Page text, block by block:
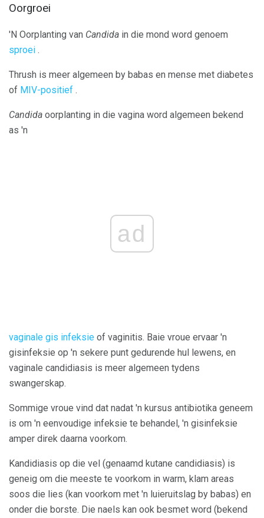
Oorgroei
'N Oorplanting van Candida in die mond word genoem
sproei .
Thrush is meer algemeen by babas en mense met diabetes
of MIV-positief .
Candida oorplanting in die vagina word algemeen bekend
as 'n
ad
vaginale gis infeksie of vaginitis. Baie vroue ervaar 'n
gisinfeksie op 'n sekere punt gedurende hul lewens, en
vaginale candidiasis is meer algemeen tydens
swangerskap.
Sommige vroue vind dat nadat 'n kursus antibiotika geneem
is om 'n eenvoudige infeksie te behandel, 'n gisinfeksie
amper direk daarna voorkom.
Kandidiasis op die vel (genaamd kutane candidiasis) is
geneig om die meeste te voorkom in warm, klam areas
soos die lies (kan voorkom met 'n luieruitslag by babas) en
onder die borste. Die naels kan ook besmet word (bekend